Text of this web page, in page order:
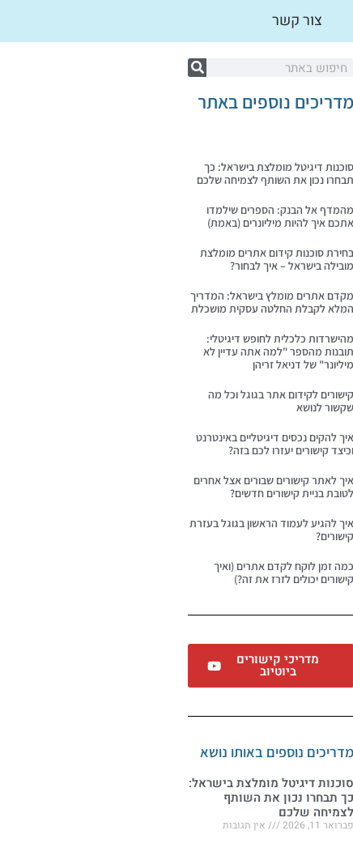
צור קשר
מדריכים נוספים באתר
סוכנות דיגיטל מומלצת בישראל: כך
תבחרו נכון את השותף לצמיחה שלכם
מהמדף אל הבנק: הספרים שילמדו
אתכם איך להיות מיליונרים (באמת)
בחירת סוכנות קידום אתרים מומלצת
מובילה בישראל – איך לבחור?
מקדם אתרים מומלץ בישראל: המדריך
המלא לקבלת החלטה עסקית מושכלת
מהישרדות כלכלית לחופש דיגיטלי:
תובנות מהספר "למה אתה עדיין לא
מיליונר" של דניאל זריהן
קישורים לקידום אתר בגוגל וכל מה
שקשור לנושא
איך להקים נכסים דיגיטליים באינטרנט
וכיצד קישורים יעזרו לכם בזה?
איך לאתר קישורים שבורים אצל אחרים
לטובת בניית קישורים חדשים?
איך להגיע לעמוד הראשון בגוגל בעזרת
קישורים?
כמה זמן לוקח לקדם אתרים (ואיך
קישורים יכולים לזרז את זה?)
מדריכי קישורים
ביוטיוב
מדריכים נוספים באותו נושא
סוכנות דיגיטל מומלצת בישראל:
כך תבחרו נכון את השותף
לצמיחה שלכם
פברואר 11, 2026 אין תגובות